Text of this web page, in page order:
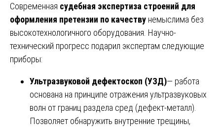
Современная судебная экспертиза строений для
оформления претензии по качеству немыслима без
высокотехнологичного оборудования. Научно-
технический прогресс подарил экспертам следующие
приборы:
Ультразвуковой дефектоскоп (УЗД)— работа
основана на принципе отражения ультразвуковых
волн от границ раздела сред (дефект-металл).
Позволяет обнаружить внутренние трещины,